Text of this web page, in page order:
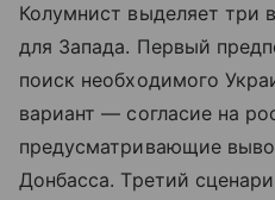
Колумнист выделяет три
для Запада. Первый
поиск необходимого
вариант — согласие на
предусматривающие
Донбасса. Третий